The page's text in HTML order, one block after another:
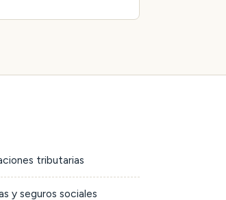
tributarias
y seguros sociales